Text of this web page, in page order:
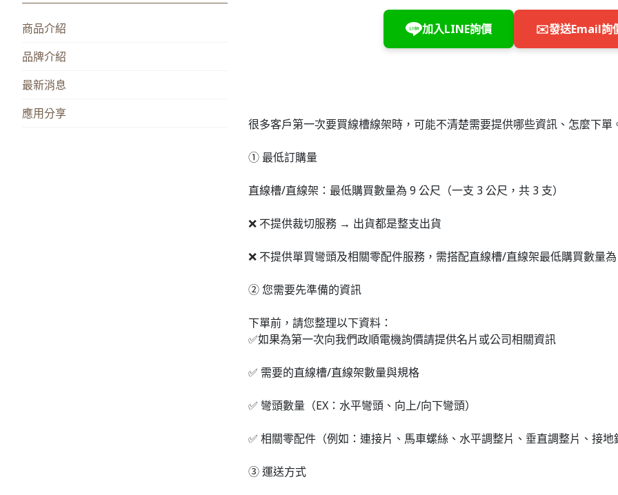
商品介紹
品牌介紹
最新消息
應用分享
加入LINE詢價 ✉️發送Email詢
很多客戶第一次要買線槽線架時，可能不清楚需要提供哪些資訊、怎麼下
① 最低訂購量
直線槽/直線架：最低購買數量為 9 公尺（一支 3 公尺，共 3 支）
❌ 不提供裁切服務 → 出貨都是整支出貨
❌ 不提供單買彎頭及相關零配件服務，需搭配直線槽/直線架最低購買數量
② 您需要先準備的資訊
下單前，請您整理以下資料：
✅如果為第一次向我們政順電機詢價請提供名片或公司相關資訊
✅ 需要的直線槽/直線架數量與規格
✅ 彎頭數量（EX：水平彎頭、向上/向下彎頭）
✅ 相關零配件（例如：連接片、馬車螺絲、水平調整片、垂直調整片、接
③ 運送方式